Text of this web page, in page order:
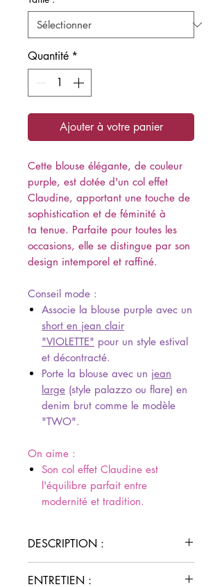
Quantité *
Ajouter à votre panier
Cette blouse élégante, de couleur
purple, est dotée d'un col effet
Claudine, apportant une touche de
sophistication et de féminité à
ta tenue. Parfaite pour toutes les
occasions, elle se distingue par son
design intemporel et raffiné.
Conseil mode :
Associe la blouse purple avec un
short en jean clair
"VIOLETTE" pour un style estival
et décontracté.
Porte la blouse avec un jean
large (style palazzo ou flare) en
denim brut comme le modèle
"TWO".
On aime :
Son col effet Claudine est
l'équilibre parfait entre
modernité et tradition.
DESCRIPTION :
ENTRETIEN :